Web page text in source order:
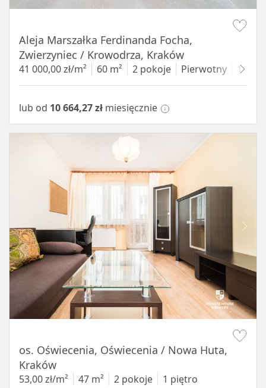
Aleja Marszałka Ferdinanda Focha,
Zwierzyniec / Krowodrza, Kraków
41 000,00 zł/m² 60 m² 2 pokoje Pierwotny 1
lub od 10 664,27 zł miesięcznie
os. Oświecenia, Oświecenia / Nowa Huta,
Kraków
53,00 zł/m² 47 m² 2 pokoje 1 piętro